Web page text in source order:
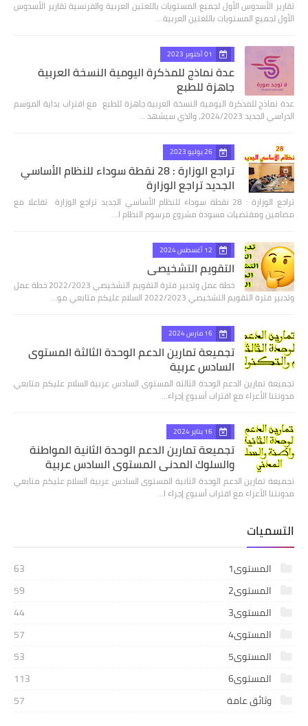
تقارير الأسدوس الأول لجميع المستويات باللغتين العربية والفرنسية تقارير الأسدوس
الأول لجميع المستويات باللغتين العربية…
01 أكتوبر 2023
عدة نماذج للمذكرة اليومية النسخة العربية
جاهزة للطبع
عدة نماذج للمذكرة اليومية النسخة العربية جاهزة للطبع مع اقتراب بداية الموسم
الدراسي الجديد 2024/2023، والذي سيشهد …
26 يوليو 2023
تراجع الوزارة : 28 نقطة سوداء للنظام الأساسي
الجديد تراجع الوزارة
تراجع الوزارة : 28 نقطة سوداء للنظام الأساسي الجديد تراجع الوزارة تفاعلا مع
مضامين ومقتضيات مسودة مشروع مرسوم النظام ا…
12 أغسطس 2024
التقويم التشخيصي
خطة عمل وتدبير فترة التقويم التشخيصي 2022/2023 خطة عمل
وتدبير فترة التقويم التشخيصي 2022/2023 السلام عليكم متابعي مو…
16 مارس 2024
تجميعة تمارين الدعم الوحدة الثالثة المستوى
السادس عربية
تجميعة تمارين الدعم الوحدة الثالثة المستوى السادس عربية السلام عليكم متابعي
مدونتنا الأعزاء مع اقتراب أسبوع إجراء…
16 يناير 2024
تجميعة تمارين الدعم الوحدة الثانية المواطنة
والسلوك المدني المستوى السادس عربية
تجميعة تمارين الدعم الوحدة الثانية المستوى السادس عربية السلام عليكم متابعي
مدونتنا الأعزاء مع اقتراب أسبوع إجراء ا…
التسميات
المستوى1
63
المستوى2
59
المستوى3
44
المستوى4
57
المستوى5
53
المستوى6
113
وثائق عامة
57